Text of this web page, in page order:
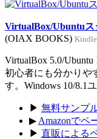
VirtualBox/Ubuntu
(OIAX BOOKS)
VirtualBox 5.0/
初心者にも分かりや
す。Windows 10/8.1
▶ 無料サンプ
▶ Amazonでペ
▶ 直販による